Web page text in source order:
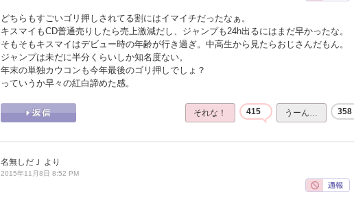
どちらもすごいゴリ押しされてる割にはイマイチだったなぁ。
キスマイもCD普通売りしたら売上激減だし、ジャンプも24h出るにはまだ早かったな。
そもそもキスマイはデビュー時の年齢が行き過ぎ。中高生から見たらおじさんだもん。
ジャンプは未だに半分くらいしか知名度ない。
年末の単独カウコンも今年最後のゴリ押しでしょ？
っていうか早々の紅白諦めた感。
それな！ 415 うーん… 358
名無しだＪ より
2015年11月8日 8:52 PM